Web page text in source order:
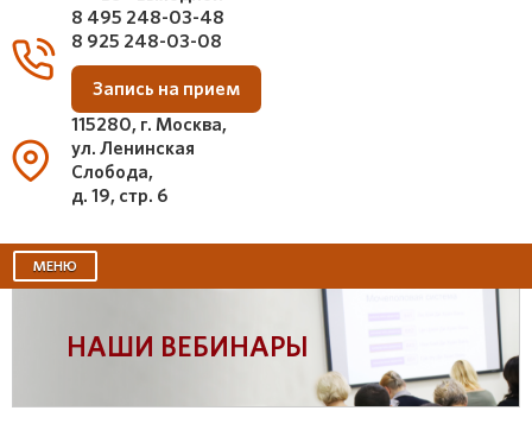
8 495 248-03-48
8 925 248-03-08
Запись на прием
115280, г. Москва,
ул. Ленинская
Слобода,
д. 19, стр. 6
МЕНЮ
НАШИ ВЕБИНАРЫ